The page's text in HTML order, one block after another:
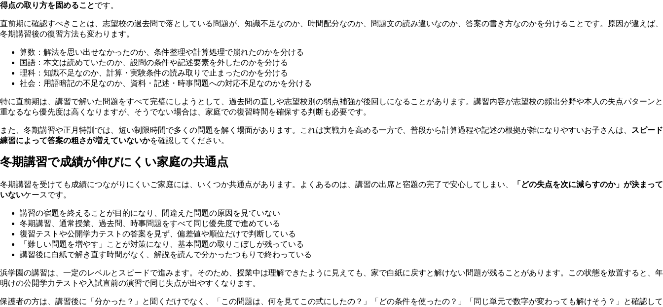
得点の取り方を固めることです。
直前期に確認すべきことは、志望校の過去問で落としている問題が、知識不足なのか、時間配分なのか、問題文の読み違いなのか、答案の書き方なのかを分けることです。原因が違えば、
冬期講習後の復習方法も変わります。
算数：解法を思い出せなかったのか、条件整理や計算処理で崩れたのかを分ける
国語：本文は読めていたのか、設問の条件や記述要素を外したのかを分ける
理科：知識不足なのか、計算・実験条件の読み取りで止まったのかを分ける
社会：用語暗記の不足なのか、資料・記述・時事問題への対応不足なのかを分ける
特に直前期は、講習で解いた問題をすべて完璧にしようとして、過去問の直しや志望校別の弱点補強が後回しになることがあります。講習内容が志望校の頻出分野や本人の失点パターンと
重なるなら優先度は高くなりますが、そうでない場合は、家庭での復習時間を確保する判断も必要です。
また、冬期講習や正月特訓では、短い制限時間で多くの問題を解く場面があります。これは実戦力を高める一方で、普段から計算過程や記述の根拠が雑になりやすいお子さんは、
スピード
練習によって答案の粗さが増えていないかを確認してください。
冬期講習で成績が伸びにくい家庭の共通点
冬期講習を受けても成績につながりにくいご家庭には、いくつか共通点があります。よくあるのは、講習の出席と宿題の完了で安心してしまい、
「どの失点を次に減らすのか」が決まって
いないケースです。
講習の宿題を終えることが目的になり、間違えた問題の原因を見ていない
冬期講習、通常授業、過去問、時事問題をすべて同じ優先度で進めている
復習テストや公開学力テストの答案を見ず、偏差値や順位だけで判断している
「難しい問題を増やす」ことが対策になり、基本問題の取りこぼしが残っている
講習後に白紙で解き直す時間がなく、解説を読んで分かったつもりで終わっている
浜学園の講習は、一定のレベルとスピードで進みます。そのため、授業中は理解できたように見えても、家で白紙に戻すと解けない問題が残ることがあります。この状態を放置すると、年
明けの公開学力テストや入試直前の演習で同じ失点が出やすくなります。
保護者の方は、講習後に「分かった？」と聞くだけでなく、「この問題は、何を見てこの式にしたの？」「どの条件を使ったの？」「同じ単元で数字が変わっても解けそう？」と確認して